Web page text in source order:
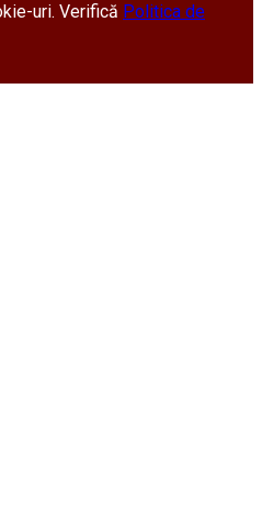
uri. Verifică Politica de